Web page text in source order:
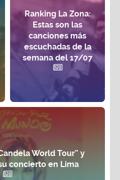
Ranking La Zona:
Estas son las
canciones más
escuchadas de la
semana del 17/07
World Tour” y
concierto en Lima